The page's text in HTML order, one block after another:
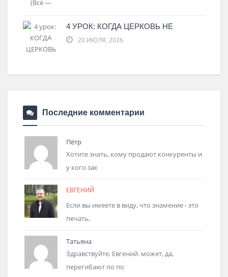
4 УРОК: КОГДА ЦЕРКОВЬ НЕ
20 ИЮЛЯ, 2026
Последние комментарии
Пётр
Хотите знать, кому продают конкуренты и
у кого зак
ЕВГЕНИЙ
Если вы имеете в виду, что знамение - это
печать,
Татьяна
Здравствуйте, Евгений. может, да,
перегибают по по